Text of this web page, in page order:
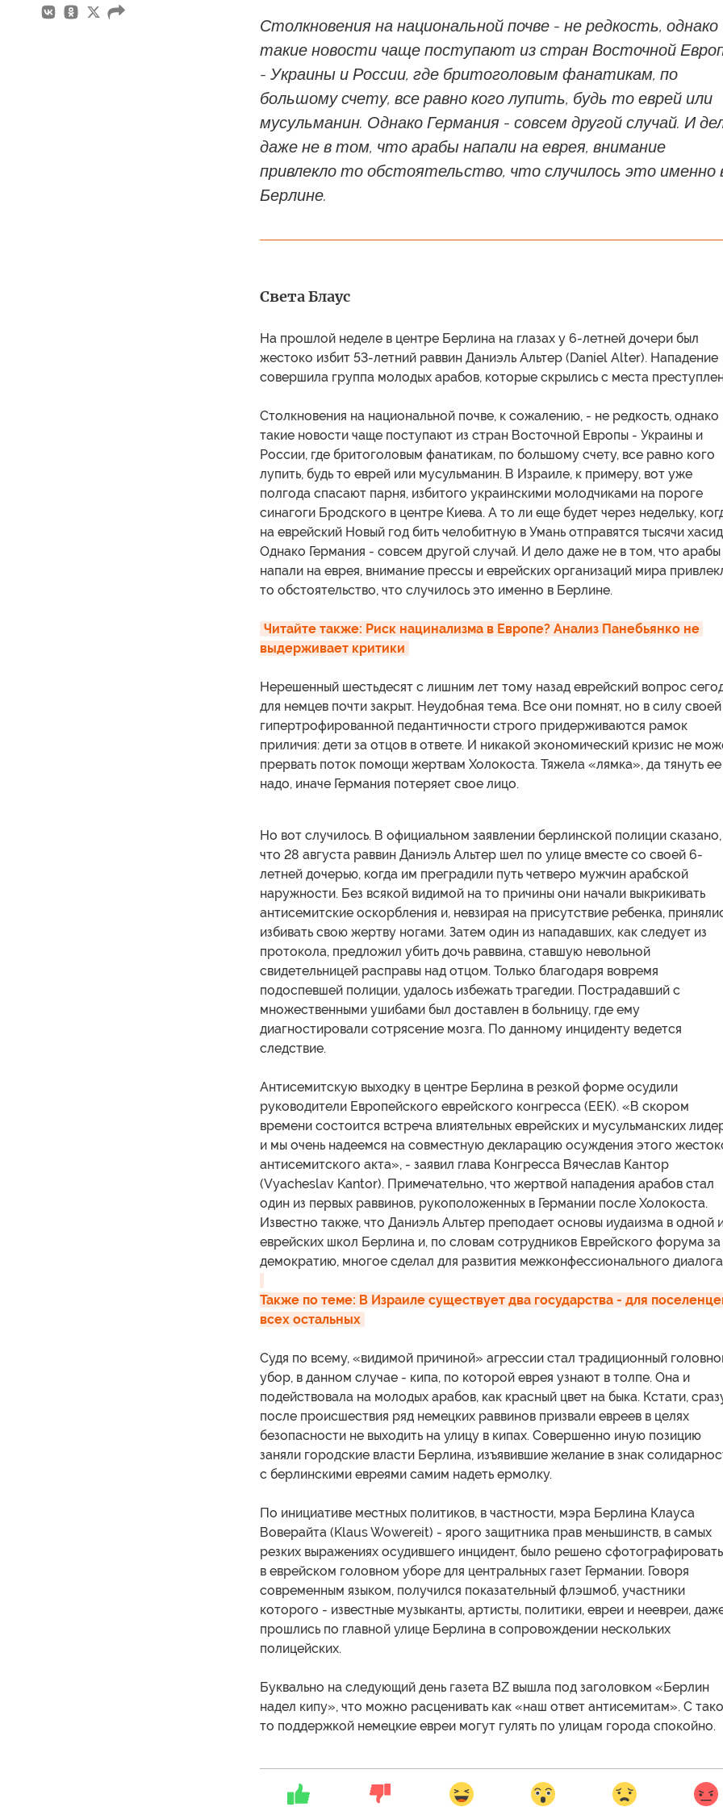
Столкновения на национальной почве - не редкость, однако
такие новости чаще поступают из стран Восточной
- Украины и России, где бритоголовым фанатикам, по
большому счету, все равно кого лупить, будь то еврей или
мусульманин. Однако Германия - совсем другой случай. И
даже не в том, что арабы напали на еврея, внимание
привлекло то обстоятельство, что случилось это именно
Берлине.
Света Блаус
На прошлой неделе в центре Берлина на глазах у 6-летней дочери был
жестоко избит 53-летний раввин Даниэль Альтер (Daniel Alter). Нападение
совершила группа молодых арабов, которые скрылись с места
Столкновения на национальной почве, к сожалению, - не редкость, однако
такие новости чаще поступают из стран Восточной Европы - Украины и
России, где бритоголовым фанатикам, по большому счету, все равно кого
лупить, будь то еврей или мусульманин. В Израиле, к примеру, вот уже
полгода спасают парня, избитого украинскими молодчиками на пороге
синагоги Бродского в центре Киева. А то ли еще будет через недельку,
на еврейский Новый год бить челобитную в Умань отправятся тысячи
Однако Германия - совсем другой случай. И дело даже не в том, что арабы
напали на еврея, внимание прессы и еврейских организаций мира
то обстоятельство, что случилось это именно в Берлине.
Читайте также: Риск нацинализма в Европе? Анализ Панебьянко не
выдерживает критики
Нерешенный шестьдесят с лишним лет тому назад еврейский вопрос
для немцев почти закрыт. Неудобная тема. Все они помнят, но в силу своей
гипертрофированной педантичности строго придерживаются рамок
приличия: дети за отцов в ответе. И никакой экономический кризис не
прервать поток помощи жертвам Холокоста. Тяжела «лямка», да тянуть ее
надо, иначе Германия потеряет свое лицо.
Но вот случилось. В официальном заявлении берлинской полиции сказано,
что 28 августа раввин Даниэль Альтер шел по улице вместе со своей 6-
летней дочерью, когда им преградили путь четверо мужчин арабской
наружности. Без всякой видимой на то причины они начали выкрикивать
антисемитские оскорбления и, невзирая на присутствие ребенка,
избивать свою жертву ногами. Затем один из нападавших, как следует из
протокола, предложил убить дочь раввина, ставшую невольной
свидетельницей расправы над отцом. Только благодаря вовремя
подоспевшей полиции, удалось избежать трагедии. Пострадавший с
множественными ушибами был доставлен в больницу, где ему
диагностировали сотрясение мозга. По данному инциденту ведется
следствие.
Антисемитскую выходку в центре Берлина в резкой форме осудили
руководители Европейского еврейского конгресса (ЕЕК). «В скором
времени состоится встреча влиятельных еврейских и мусульманских
и мы очень надеемся на совместную декларацию осуждения этого
антисемитского акта», - заявил глава Конгресса Вячеслав Кантор
(Vyacheslav Kantor). Примечательно, что жертвой нападения арабов стал
один из первых раввинов, рукоположенных в Германии после Холокоста.
Известно также, что Даниэль Альтер преподает основы иудаизма в одной
еврейских школ Берлина и, по словам сотрудников Еврейского форума за
демократию, многое сделал для развития межконфессионального
Также по теме: В Израиле существует два государства - для
всех остальных
Судя по всему, «видимой причиной» агрессии стал традиционный
убор, в данном случае - кипа, по которой еврея узнают в толпе. Она и
подействовала на молодых арабов, как красный цвет на быка. Кстати,
после происшествия ряд немецких раввинов призвали евреев в целях
безопасности не выходить на улицу в кипах. Совершенно иную позицию
заняли городские власти Берлина, изъявившие желание в знак
с берлинскими евреями самим надеть ермолку.
По инициативе местных политиков, в частности, мэра Берлина Клауса
Воверайта (Klaus Wowereit) - ярого защитника прав меньшинств, в самых
резких выражениях осудившего инцидент, было решено
в еврейском головном уборе для центральных газет Германии. Говоря
современным языком, получился показательный флэшмоб, участники
которого - известные музыканты, артисты, политики, евреи и неевреи,
прошлись по главной улице Берлина в сопровождении нескольких
полицейских.
Буквально на следующий день газета BZ вышла под заголовком «Берлин
надел кипу», что можно расценивать как «наш ответ антисемитам». С
то поддержкой немецкие евреи могут гулять по улицам города спокойно.